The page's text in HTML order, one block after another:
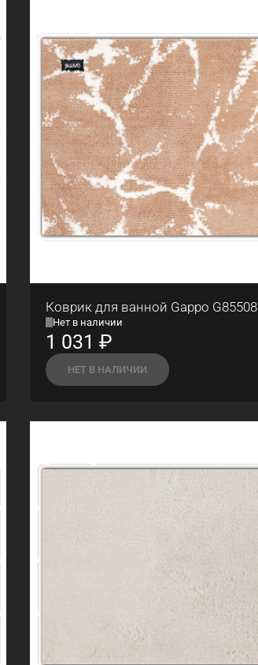
Коврик для ванной Gappo G85508
Нет в наличии
1 031 ₽
НЕТ В НАЛИЧИИ